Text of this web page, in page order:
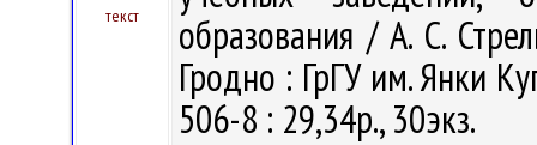
текст
образования / А. С.
Гродно : ГрГУ им. Янки
506-8 : 29,34р., 30экз.